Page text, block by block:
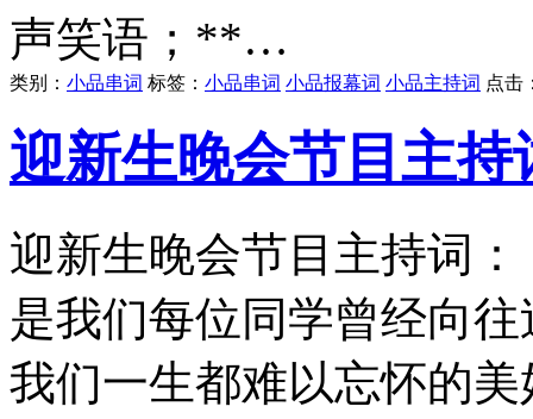
声笑语；**…
类别： 小品串词 标签： 小品串词 小品报幕词 小品主持词 点击
迎新生晚会节目主持
迎新生晚会节目主持词
是我们每位同学曾经向
我们一生都难以忘怀的